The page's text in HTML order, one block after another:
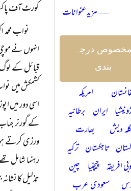
کورٹ آف
نواب
انہوں نے
قبائل کے
کشمکش میں
اسی دور میں
ورزی کرتے
رہنما شامل
تذلیل کا
— مزید عنوانات
مخصوص درجہ
بندی
امریکہ
ایران برطانیہ
دیش
بھارت
تاجکستان ترکیہ
افریقہ چیچنیا چین
سعودی عرب